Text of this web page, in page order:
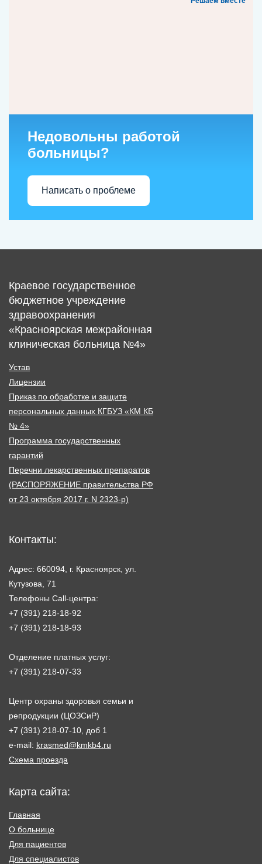
Недовольны работой
больницы?
Написать о проблеме
Краевое государственное
бюджетное учреждение
здравоохранения
«Красноярская межрайонная
клиническая больница №4»
Устав
Лицензии
Приказ по обработке и защите
персональных данных КГБУЗ «КМ КБ
№ 4»
Программа государственных
гарантий
Перечни лекарственных препаратов
(РАСПОРЯЖЕНИЕ правительства РФ
от 23 октября 2017 г. N 2323-р)
Контакты:
Адрес: 660094, г. Красноярск, ул.
Кутузова, 71
Телефоны Call-центра:
+7 (391) 218-18-92
+7 (391) 218-18-93
Отделение платных услуг:
+7 (391) 218-07-33
Центр охраны здоровья семьи и
репродукции (ЦОЗСиР)
+7 (391) 218-07-10, доб 1
e-mail: krasmed@kmkb4.ru
Схема проезда
Карта сайта:
Главная
О больнице
Для пациентов
Для специалистов